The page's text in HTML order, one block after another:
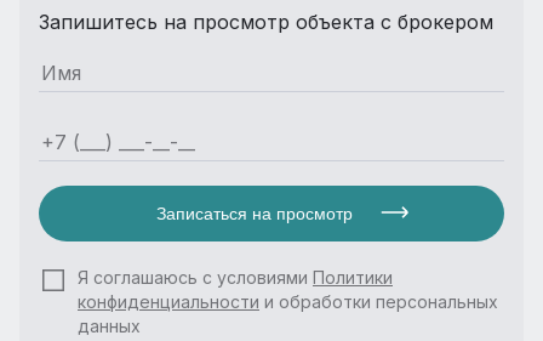
Запишитесь на просмотр объекта с брокером
Записаться на просмотр
Я соглашаюсь с условиями Политики
конфиденциальности и обработки персональных
данных